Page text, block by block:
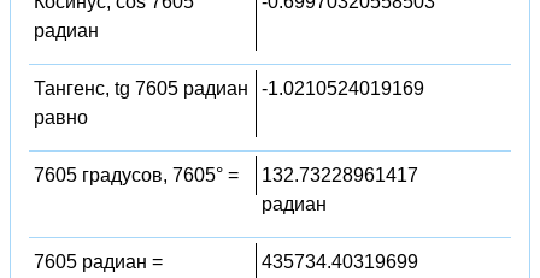
радиан
Тангенс, tg 7605 радиан
равно
-1.0210524019169
7605 градусов, 7605° =
132.73228961417
радиан
7605 радиан =
435734.40319699